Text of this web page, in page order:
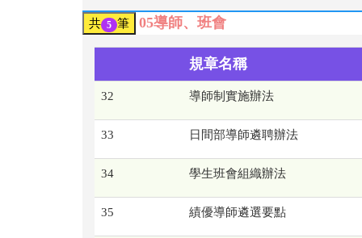
共 5 筆 05導師、班會
規章名稱
32 導師制實施辦法
33 日間部導師遴聘辦法
34 學生班會組織辦法
35 績優導師遴選要點